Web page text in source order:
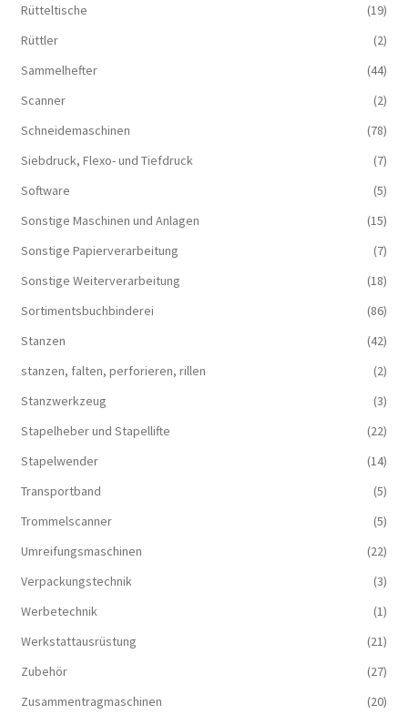
Rütteltische
(19)
Rüttler
(2)
Sammelhefter
(44)
Scanner
(2)
Schneidemaschinen
(78)
Siebdruck, Flexo- und Tiefdruck
(7)
Software
(5)
Sonstige Maschinen und Anlagen
(15)
Sonstige Papierverarbeitung
(7)
Sonstige Weiterverarbeitung
(18)
Sortimentsbuchbinderei
(86)
Stanzen
(42)
stanzen, falten, perforieren, rillen
(2)
Stanzwerkzeug
(3)
Stapelheber und Stapellifte
(22)
Stapelwender
(14)
Transportband
(5)
Trommelscanner
(5)
Umreifungsmaschinen
(22)
Verpackungstechnik
(3)
Werbetechnik
(1)
Werkstattausrüstung
(21)
Zubehör
(27)
Zusammentragmaschinen
(20)